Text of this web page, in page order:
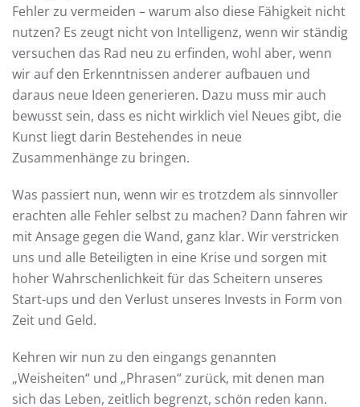
Fehler zu vermeiden – warum also diese Fähigkeit nicht
nutzen? Es zeugt nicht von Intelligenz, wenn wir ständig
versuchen das Rad neu zu erfinden, wohl aber, wenn
wir auf den Erkenntnissen anderer aufbauen und
daraus neue Ideen generieren. Dazu muss mir auch
bewusst sein, dass es nicht wirklich viel Neues gibt, die
Kunst liegt darin Bestehendes in neue
Zusammenhänge zu bringen.
Was passiert nun, wenn wir es trotzdem als sinnvoller
erachten alle Fehler selbst zu machen? Dann fahren wir
mit Ansage gegen die Wand, ganz klar. Wir verstricken
uns und alle Beteiligten in eine Krise und sorgen mit
hoher Wahrschenlichkeit für das Scheitern unseres
Start-ups und den Verlust unseres Invests in Form von
Zeit und Geld.
Kehren wir nun zu den eingangs genannten
„Weisheiten“ und „Phrasen“ zurück, mit denen man
sich das Leben, zeitlich begrenzt, schön reden kann.